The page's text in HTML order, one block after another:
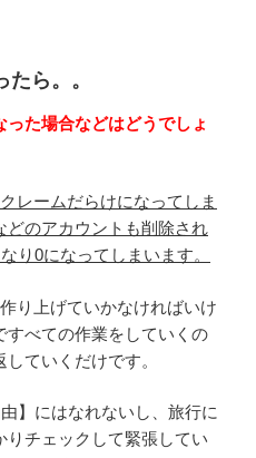
ら。。
た場合などはどうでしょ
レームだらけになってしま
どのアカウントも削除され
り0になってしまいます。
り上げていかなければいけ
すべての作業をしていくの
ていくだけです。
】にはなれないし、旅行に
りチェックして緊張してい